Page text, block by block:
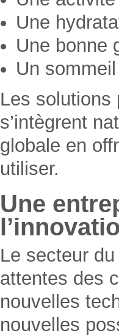
Une
Une bonne
Un
Les solutions
s’intègrent
globale en
utiliser.
Une
Le secteur
attentes des
nouvelles
nouvelles